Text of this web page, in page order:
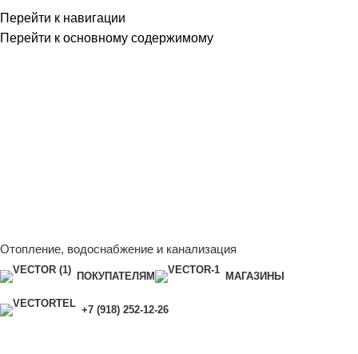
Перейти к навигации
Перейти к основному содержимому
Отопление, водоснабжение и канализация
ПОКУПАТЕЛЯМ МАГАЗИНЫ
+7 (918) 252-12-26